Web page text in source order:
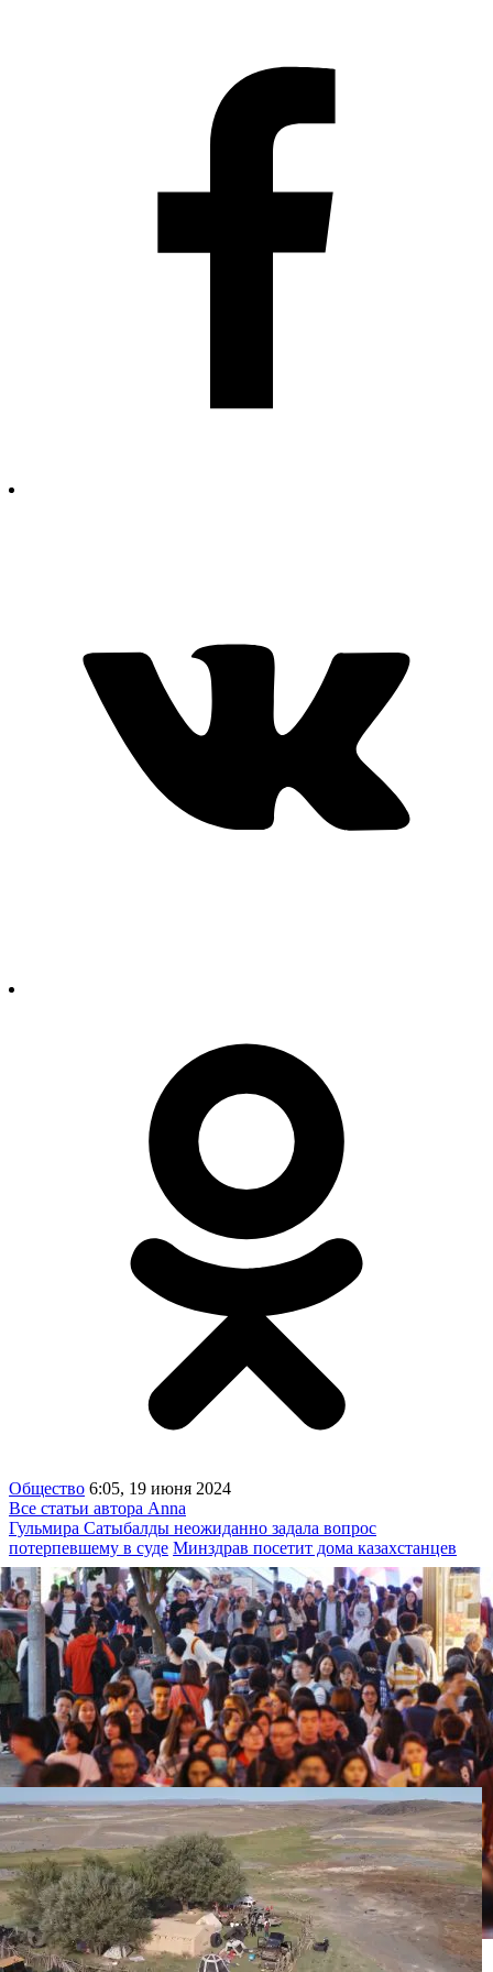
Общество 6:05, 19 июня 2024
Все статьи автора Anna
Гульмира Сатыбалды неожиданно задала вопрос
потерпевшему в суде Минздрав посетит дома казахстанцев